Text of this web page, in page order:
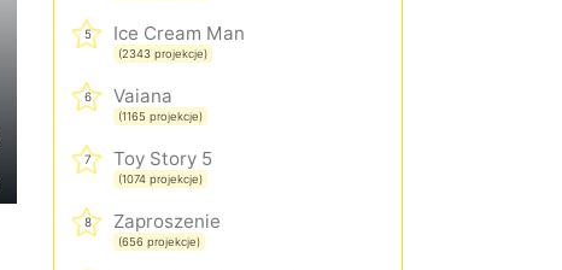
5 Ice Cream Man
(2343 projekcje)
6 Vaiana
(1165 projekcje)
7 Toy Story 5
(1074 projekcje)
8 Zaproszenie
(656 projekcje)